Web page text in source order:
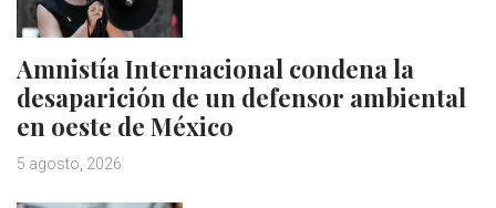
Amnistía Internacional condena la
desaparición de un defensor ambiental
en oeste de México
5 agosto, 2026